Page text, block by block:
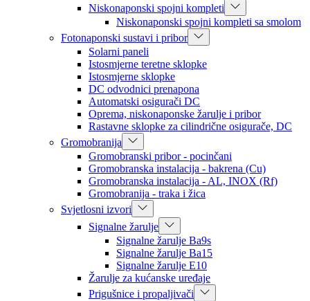
Niskonaponski spojni kompleti
Niskonaponski spojni kompleti sa smolom
Fotonaponski sustavi i pribor
Solarni paneli
Istosmjerne teretne sklopke
Istosmjerne sklopke
DC odvodnici prenapona
Automatski osigurači DC
Oprema, niskonaponske žarulje i pribor
Rastavne sklopke za cilindrične osigurače, DC
Gromobranija
Gromobranski pribor - pocinčani
Gromobranska instalacija - bakrena (Cu)
Gromobranska instalacija - AL, INOX (Rf)
Gromobranija - traka i žica
Svjetlosni izvori
Signalne žarulje
Signalne žarulje Ba9s
Signalne žarulje Ba15
Signalne žarulje E10
Žarulje za kućanske uređaje
Prigušnice i propaljivači